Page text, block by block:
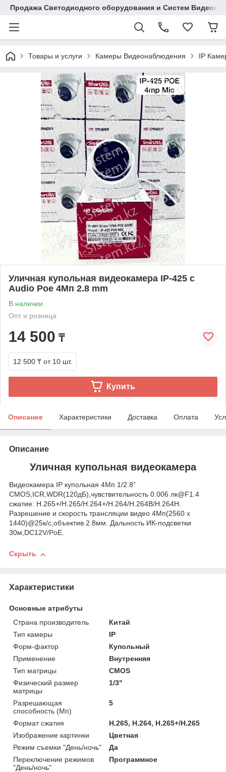
Продажа Светодиодного оборудования и Систем
Товары и услуги Камеры Видеонаблюдения IP
Уличная купольная видеокамера IP-425 с
Audio Рое 4Мп 2.8 mm
В наличии
Опт и розница
14 500 ₸
12 500 ₸ от 10 шт.
Купить
Описание Характеристики Доставка Оплата
Описание
Уличная купольная видеокамера
Видеокамера IP купольная 4Мп 1/2.8”
CMOS,ICR,WDR(120дБ),чувствительность 0.006 лк@F1.4
сжатие: H.265+/H.265/H.264+/H.264/H.264B/H.264H.
Разрешение и скорость трансляции видео 4Мп(2560 x
1440)@25к/с,объектив 2.8мм. Дальность ИК-подсветки
30м,DC12V/PoE.
Скрыть
Характеристики
Основные атрибуты
Страна производитель
Китай
Тип камеры
IP
Форм-фактор
Купольный
Применение
Внутренняя
Тип матрицы
CMOS
Физический размер
матрицы
1/3"
Разрешающая
способность (Мп)
5
Формат сжатия
H.265, H.264, H.265+/H.265
Изображение картинки
Цветная
Режим съемки "День/ночь"
Да
Переключение режимов
"День/ночь"
Программное